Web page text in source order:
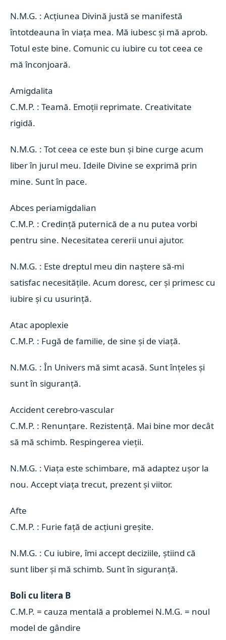
N.M.G. : Acțiunea Divină justă se manifestă
întotdeauna în viața mea. Mă iubesc și mă aprob.
Totul este bine. Comunic cu iubire cu tot ceea ce
mă înconjoară.
Amigdalita
C.M.P. : Teamă. Emoții reprimate. Creativitate
rigidă.
N.M.G. : Tot ceea ce este bun și bine curge acum
liber în jurul meu. Ideile Divine se exprimă prin
mine. Sunt în pace.
Abces periamigdalian
C.M.P. : Credință puternică de a nu putea vorbi
pentru sine. Necesitatea cererii unui ajutor.
N.M.G. : Este dreptul meu din naștere să-mi
satisfac necesitățile. Acum doresc, cer și primesc cu
iubire și cu usurință.
Atac apoplexie
C.M.P. : Fugă de familie, de sine și de viață.
N.M.G. : În Univers mă simt acasă. Sunt înțeles și
sunt în siguranță.
Accident cerebro-vascular
C.M.P. : Renunțare. Rezistență. Mai bine mor decât
să mă schimb. Respingerea vieții.
N.M.G. : Viața este schimbare, mă adaptez ușor la
nou. Accept viața trecut, prezent și viitor.
Afte
C.M.P. : Furie față de acțiuni greșite.
N.M.G. : Cu iubire, îmi accept deciziile, știind că
sunt liber și mă schimb. Sunt în siguranță.
Boli cu litera B
C.M.P. = cauza mentală a problemei N.M.G. = noul
model de gândire